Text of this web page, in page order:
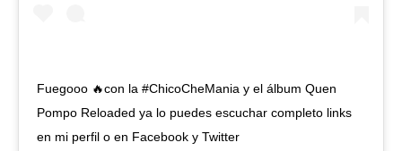
Fuegooo 🔥con la #ChicoCheMania y el álbum Quen
Pompo Reloaded ya lo puedes escuchar completo links
en mi perfil o en Facebook y Twitter